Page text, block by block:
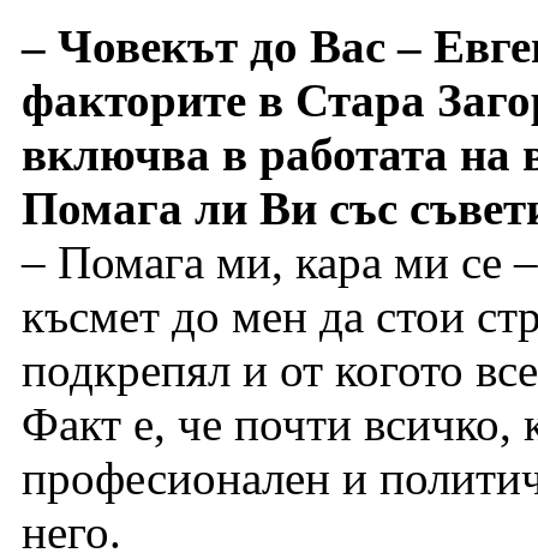
– Човекът до Вас –
факторите в Стара
включва в работата на
Помага ли Ви със
– Помага ми, кара ми се
късмет до мен да стои
подкрепял и от когото
Факт е, че почти всичко,
професионален и
него.